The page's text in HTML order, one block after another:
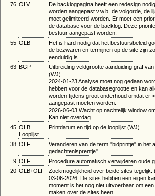
76 OLV
De backlogpagina heeft een redesign
worden aangepast v.w.b. de volgorde, de
moet gelimiteerd worden. Er moet een
de database voor de backlog. Deze
bestuur aangepast worden.
55 OLB
Het is hard nodig dat het bestuursbeleid
de bezwaren en termijnen op de site zijn
eenduidig is.
63 BGP
Uitbreiding veldgrootte aanduiding graf van
(WJ)
2024-01-23 Analyse moet nog gedaan
hebben voor de databasegrootte en kan
worden tijdens groot onderhoud omdat er
aangepast moeten worden.
2026-06-03 Wacht op nachtelijk window
Kan niet overdag.
45 OLB
Looplijst
Printdatum en tijd op de looplijst (WJ)
38 OLF
Veranderen van de term "bidprintje" in het
gedachtenisprentje".
9 OLF
Procedure automatisch verwijderen oude
20 OLB+OLF
Zoekmogelijkheid over beide sites tegelijk.
03-06-2026: De sites hebben een eigen
moment is het nog niet uitvoerbaar om
maken over de sites heen.